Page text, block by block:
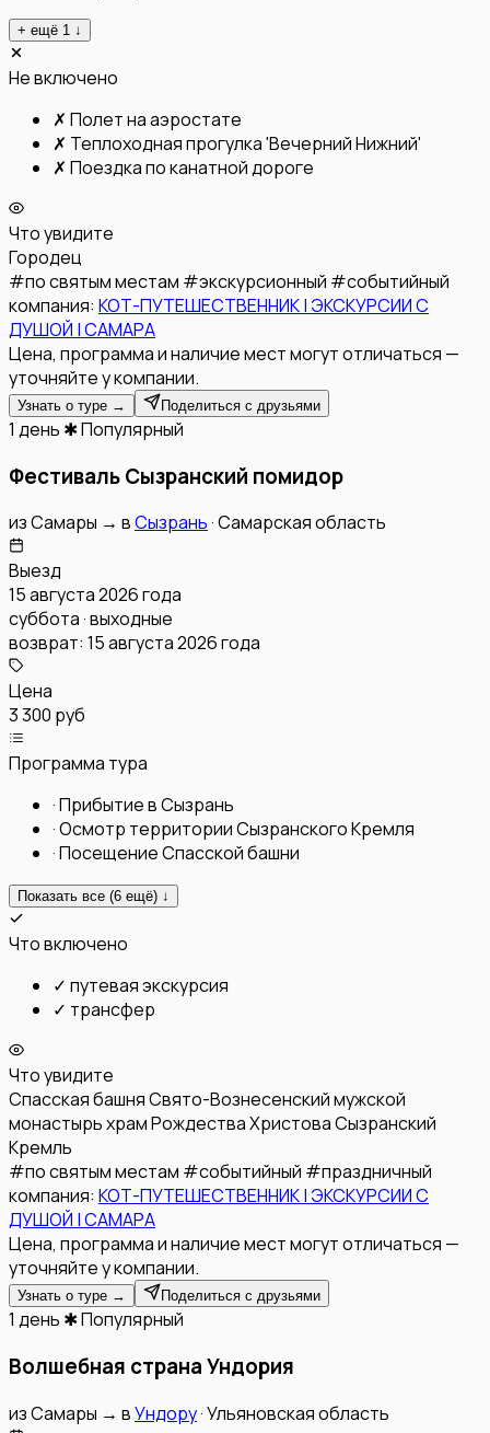
+ ещё 1 ↓
Не включено
✗ Полет на аэростате
✗ Теплоходная прогулка 'Вечерний Нижний'
✗ Поездка по канатной дороге
Что увидите
Городец
#по святым местам #экскурсионный #событийный
компания: КОТ-ПУТЕШЕСТВЕННИК | ЭКСКУРСИИ С
ДУШОЙ | САМАРА
Цена, программа и наличие мест могут отличаться —
уточняйте у компании.
Узнать о туре → Поделиться с друзьями
1 день ✱ Популярный
Фестиваль Сызранский помидор
изСамары → вСызрань·Самарская область
Выезд
15 августа 2026 года
суббота · выходные
возврат: 15 августа 2026 года
Цена
3 300 руб
Программа тура
·Прибытие в Сызрань
·Осмотр территории Сызранского Кремля
·Посещение Спасской башни
Показать все (6 ещё) ↓
Что включено
✓ путевая экскурсия
✓ трансфер
Что увидите
Спасская башняСвято-Вознесенский мужской
монастырьхрам Рождества ХристоваСызранский
Кремль
#по святым местам #событийный #праздничный
компания: КОТ-ПУТЕШЕСТВЕННИК | ЭКСКУРСИИ С
ДУШОЙ | САМАРА
Цена, программа и наличие мест могут отличаться —
уточняйте у компании.
Узнать о туре → Поделиться с друзьями
1 день ✱ Популярный
Волшебная страна Ундория
изСамары → вУндору·Ульяновская область